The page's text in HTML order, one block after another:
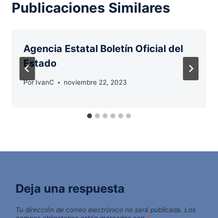
Publicaciones Similares
Agencia Estatal Boletín Oficial del
Estado
Por IvanC noviembre 22, 2023
Deja una respuesta
Tu dirección de correo electrónico no será publicada. Los